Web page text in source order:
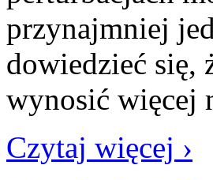
przynajmniej
dowiedzieć się,
wynosić
Czytaj więcej ›